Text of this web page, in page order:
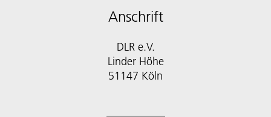
Anschrift
DLR e.V.
Linder Höhe
51147 Köln